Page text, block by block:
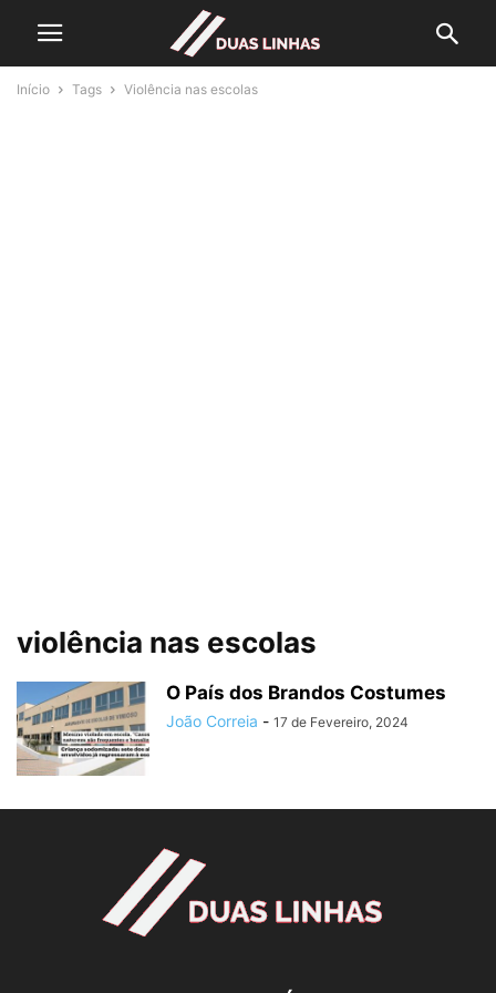
Início Tags Violência nas escolas
violência nas escolas
O País dos Brandos Costumes
João Correia - 17 de Fevereiro, 2024